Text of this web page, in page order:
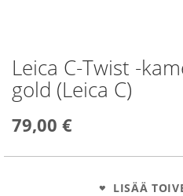
Leica C-Twist -
gold (Leica C)
79,00 €
LISÄÄ
Skip
to
the
of